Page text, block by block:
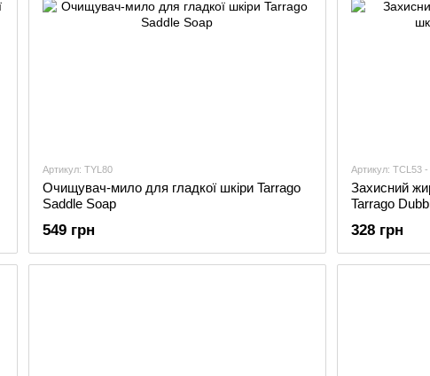
Артикул: TYL80
Очищувач-мило для гладкої шкіри Tarrago
Saddle Soap
549 грн
Артикул: TCL53
Захисний
Tarrago
328 грн